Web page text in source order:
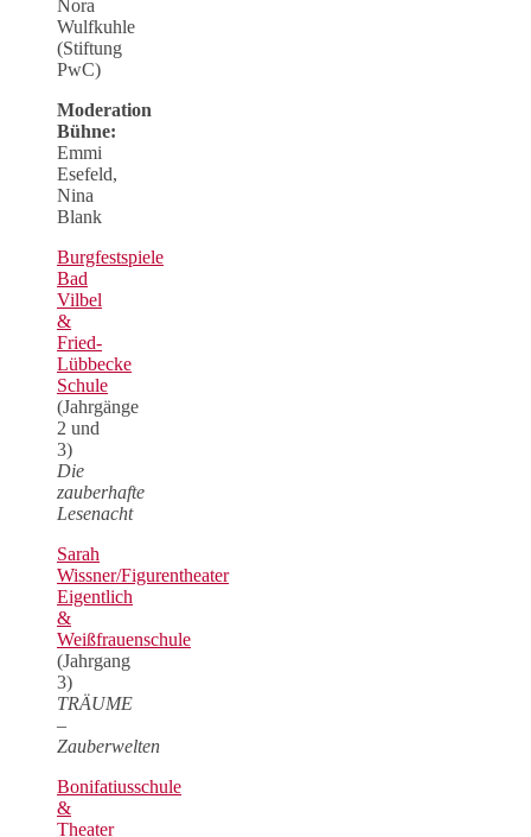
Nora
Wulfkuhle
(Stiftung
PwC)
Moderation
Bühne:
Emmi
Esefeld,
Nina
Blank
Burgfestspiele
Bad
Vilbel
&
Fried-
Lübbecke
Schule
(Jahrgänge
2 und
3)
Die
zauberhafte
Lesenacht
Sarah
Wissner/Figurentheater
Eigentlich
&
Weißfrauenschule
(Jahrgang
3)
TRÄUME
–
Zauberwelten
Bonifatiusschule
&
Theater